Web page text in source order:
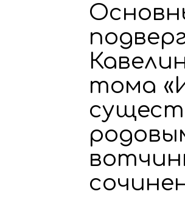
тома